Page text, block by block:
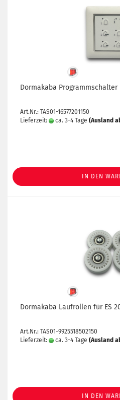
Dormakaba Programmschalter
Art.Nr.: TAS01-16577201150
Lieferzeit:
ca. 3-4 Tage (Ausland
IN DEN
Dormakaba Laufrollen für ES
Art.Nr.: TAS01-9925518502150
Lieferzeit:
ca. 3-4 Tage (Ausland
IN DEN